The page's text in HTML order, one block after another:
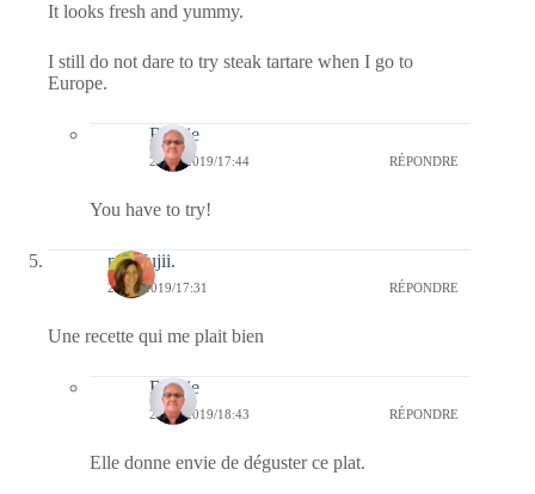
It looks fresh and yummy.
I still do not dare to try steak tartare when I go to
Europe.
Bernie
28/08/2019/17:44 RÉPONDRE
You have to try!
missfujii.
26/08/2019/17:31 RÉPONDRE
Une recette qui me plait bien
Bernie
26/08/2019/18:43 RÉPONDRE
Elle donne envie de déguster ce plat.